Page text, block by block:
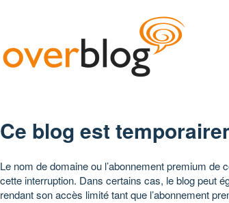
Ce blog est
Le nom de domaine ou l’abonnement premium de
cette interruption. Dans certains cas, le blog peut
rendant son accès limité tant que l’abonnement